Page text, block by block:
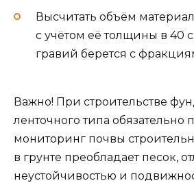
Высчитать объём
с учётом её толщины в 40
гравий берется с
Важно! При строительстве
ленточного типа обязательно
мониторинг почвы
в грунте преобладает песок,
неустойчивостью и